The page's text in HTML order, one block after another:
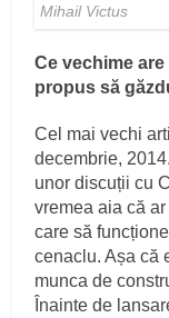
Mihail Victus
Ce vechime are
propus să
Cel mai vechi
decembrie, 2014.
unor discuții cu
vremea aia că
care să
cenaclu. Așa că
munca de
Înainte de